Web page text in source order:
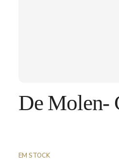
De Molen-
EM STOCK